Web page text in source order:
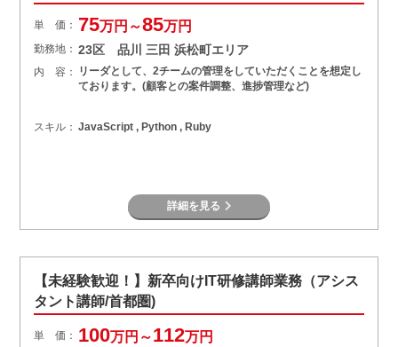
単 価： 75万円～85万円
勤務地： 23区 品川 三田 浜松町エリア
内 容：
リーダとして、2チームの管理をしていただくことを想定し
ております。(顧客との案件調整、進捗管理など)
スキル： JavaScript , Python , Ruby
詳細を見る
【未経験歓迎！】新卒向けIT研修講師業務（アシス
タント講師/首都圏)
単 価： 100万円～112万円